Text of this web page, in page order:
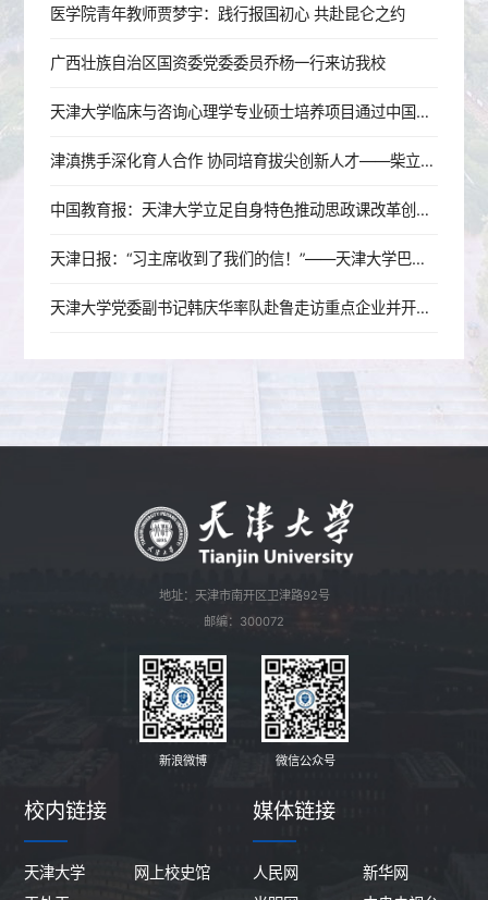
医学院青年教师贾梦宇：践行报国初心 共赴昆仑之约
广西壮族自治区国资委党委委员乔杨一行来访我校
天津大学临床与咨询心理学专业硕士培养项目通过中国心理学会注册认证
津滇携手深化育人合作 协同培育拔尖创新人才——柴立元校长赴云南开展校地育人合作交流
中国教育报：天津大学立足自身特色推动思政课改革创新——用“理工配方”推导育人最优解
天津日报：“习主席收到了我们的信！”——天津大学巴基斯坦留学生立志做中巴合作的建设者、交流的传播者、友谊的守护者
天津大学党委副书记韩庆华率队赴鲁走访重点企业并开展招生宣讲活动
地址：天津市南开区卫津路92号
邮编：300072
新浪微博 微信公众号
校内链接
天津大学
网上校史馆
媒体链接
人民网
新华网